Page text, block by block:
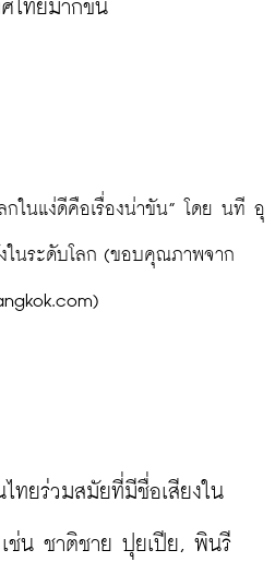
ศไทยมากขึ้น
ในระดับโลก (ขอบคุณภาพจาก
ทยร่วมสมัยที่มีชื่อเสียงใน
ช่น ชาติชาย ปุยเปีย, พินรี